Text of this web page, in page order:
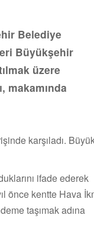
Belediye
Büyükşehir
üzere
makamında
karşıladı.
ifade ederek
önce kentte Hava
taşımak adına